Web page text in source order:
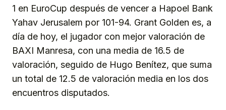
1 en EuroCup después de vencer a Hapoel Bank
Yahav Jerusalem por 101-94. Grant Golden es, a
día de hoy, el jugador con mejor valoración de
BAXI Manresa, con una media de 16.5 de
valoración, seguido de Hugo Benítez, que suma
un total de 12.5 de valoración media en los dos
encuentros disputados.